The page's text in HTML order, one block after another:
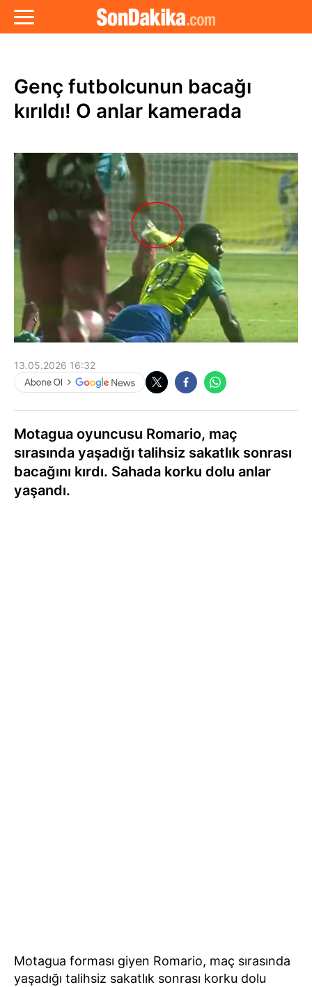
Genç futbolcunun bacağı
kırıldı! O anlar kamerada
13.05.2026 16:32
Motagua oyuncusu Romario, maç
sırasında yaşadığı talihsiz sakatlık sonrası
bacağını kırdı. Sahada korku dolu anlar
yaşandı.
Motagua forması giyen Romario, maç sırasında
yaşadığı talihsiz sakatlık sonrası korku dolu